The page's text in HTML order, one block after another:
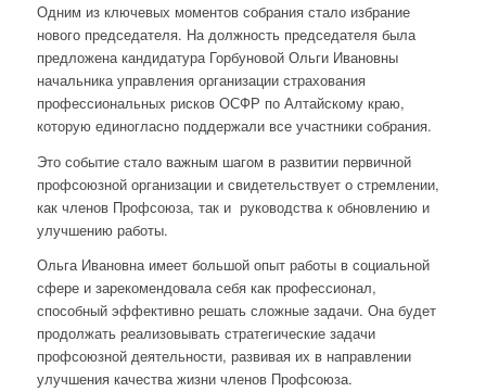
Одним из ключевых моментов собрания стало избрание
нового председателя. На должность председателя была
предложена кандидатура Горбуновой Ольги Ивановны
начальника управления организации страхования
профессиональных рисков ОСФР по Алтайскому краю,
которую единогласно поддержали все участники собрания.
Это событие стало важным шагом в развитии первичной
профсоюзной организации и свидетельствует о стремлении,
как членов Профсоюза, так и руководства к обновлению и
улучшению работы.
Ольга Ивановна имеет большой опыт работы в социальной
сфере и зарекомендовала себя как профессионал,
способный эффективно решать сложные задачи. Она будет
продолжать реализовывать стратегические задачи
профсоюзной деятельности, развивая их в направлении
улучшения качества жизни членов Профсоюза.